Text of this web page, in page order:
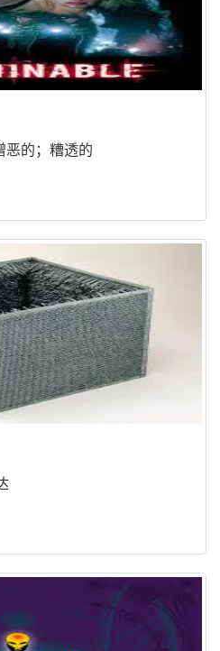
恶的；糟透的